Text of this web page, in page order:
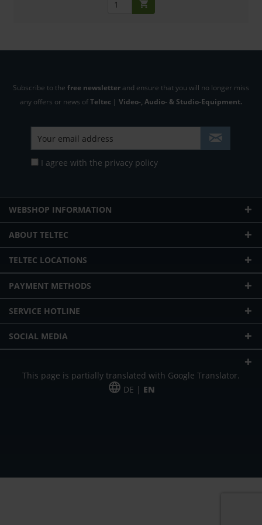
Subscribe to the free newsletter and ensure that you will no longer miss
any offers or news ofTeltec | Video-, Audio- & Studio-Equipment.
I agree with the privacy policy
WEBSHOP INFORMATION
ABOUT TELTEC
TELTEC LOCATIONS
PAYMENT METHODS
SERVICE HOTLINE
SOCIAL MEDIA
This page is partially translated with Google Translator.
DE | EN